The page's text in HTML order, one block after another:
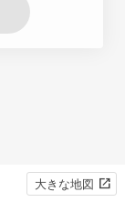
大きな地図